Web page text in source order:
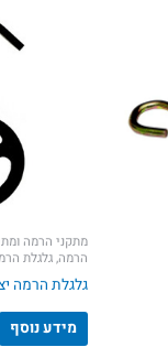
מתקני הרמה
הרמה, גלגלת
גלגלת הרמה
מידע נוסף